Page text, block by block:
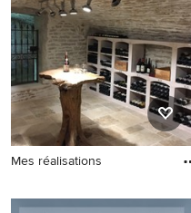
Mes réalisations